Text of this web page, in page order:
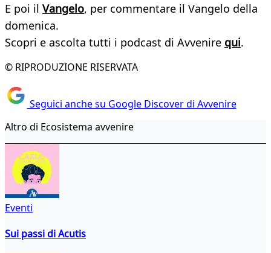
E poi il Vangelo, per commentare il Vangelo della
domenica.
Scopri e ascolta tutti i podcast di Avvenire qui.
© RIPRODUZIONE RISERVATA
Seguici anche su Google Discover di Avvenire
Altro di Ecosistema avvenire
Eventi
Sui passi di Acutis